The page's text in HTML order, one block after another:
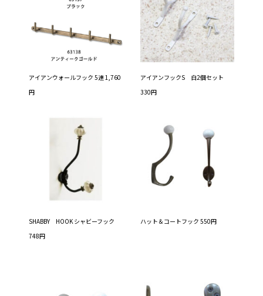
アイアンウォールフック 5連 1,760
円
アイアンフックS 白2個セット
330円
SHABBY HOOK シャビーフック
748円
ハット＆コートフック 550円